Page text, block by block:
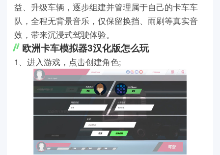
益、升级车辆，逐步组建并管理属于自己的卡车车
队，全程无背景音乐，仅保留换挡、雨刷等真实音
效，带来沉浸式驾驶体验。
欧洲卡车模拟器3汉化版怎么玩
1、进入游戏，点击创建角色;